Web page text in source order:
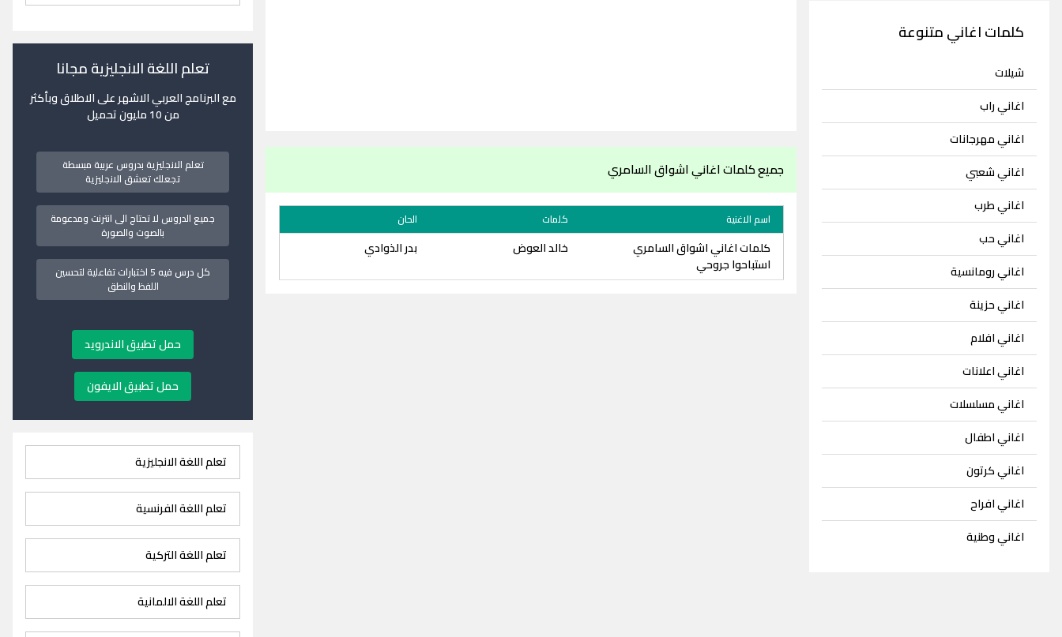
كلمات اغاني متنوعة
شيلات
اغاني راب
اغاني مهرجانات
اغاني شعبي
اغاني طرب
اغاني حب
اغاني رومانسية
اغاني حزينة
اغاني افلام
اغاني اعلانات
اغاني مسلسلات
اغاني اطفال
اغاني كرتون
اغاني افراح
اغاني وطنية
جميع كلمات اغاني اشواق السامري
اسم الاغنية كلمات الحان
كلمات اغاني اشواق السامري
استباحوا جروحي
خالد العوض بدر الذوادي
تعلم اللغة الانجليزية مجانا
مع البرنامج العربي الاشهر على الاطلاق وبأكثر
من 10 مليون تحميل
تعلم الانجليزية بدروس عربية مبسطة
تجعلك تعشق الانجليزية
جميع الدروس لا تحتاج الى انترنت ومدعومة
بالصوت والصورة
كل درس فيه 5 اختبارات تفاعلية لتحسين
اللفظ والنطق
حمل تطبيق الاندرويد
حمل تطبيق الايفون
تعلم اللغة الانجليزية
تعلم اللغة الفرنسية
تعلم اللغة التركية
تعلم اللغة الالمانية